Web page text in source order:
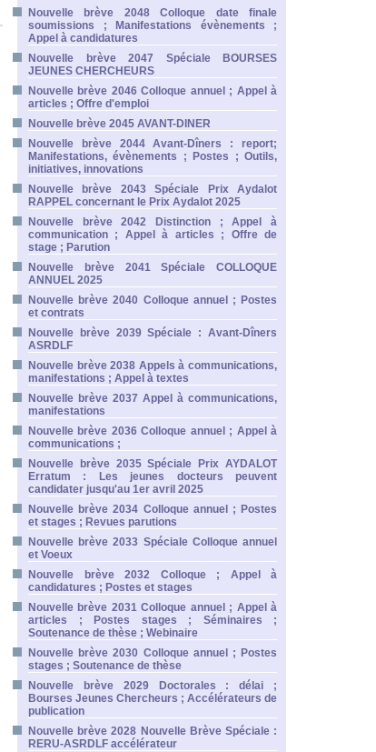
Nouvelle brève 2048 Colloque date finale
soumissions ; Manifestations évènements ;
Appel à candidatures
Nouvelle brève 2047 Spéciale BOURSES
JEUNES CHERCHEURS
Nouvelle brève 2046 Colloque annuel ; Appel à
articles ; Offre d'emploi
Nouvelle brève 2045 AVANT-DINER
Nouvelle brève 2044 Avant-Dîners : report;
Manifestations, évènements ; Postes ; Outils,
initiatives, innovations
Nouvelle brève 2043 Spéciale Prix Aydalot
RAPPEL concernant le Prix Aydalot 2025
Nouvelle brève 2042 Distinction ; Appel à
communication ; Appel à articles ; Offre de
stage ; Parution
Nouvelle brève 2041 Spéciale COLLOQUE
ANNUEL 2025
Nouvelle brève 2040 Colloque annuel ; Postes
et contrats
Nouvelle brève 2039 Spéciale : Avant-Dîners
ASRDLF
Nouvelle brève 2038 Appels à communications,
manifestations ; Appel à textes
Nouvelle brève 2037 Appel à communications,
manifestations
Nouvelle brève 2036 Colloque annuel ; Appel à
communications ;
Nouvelle brève 2035 Spéciale Prix AYDALOT
Erratum : Les jeunes docteurs peuvent
candidater jusqu'au 1er avril 2025
Nouvelle brève 2034 Colloque annuel ; Postes
et stages ; Revues parutions
Nouvelle brève 2033 Spéciale Colloque annuel
et Voeux
Nouvelle brève 2032 Colloque ; Appel à
candidatures ; Postes et stages
Nouvelle brève 2031 Colloque annuel ; Appel à
articles ; Postes stages ; Séminaires ;
Soutenance de thèse ; Webinaire
Nouvelle brève 2030 Colloque annuel ; Postes
stages ; Soutenance de thèse
Nouvelle brève 2029 Doctorales : délai ;
Bourses Jeunes Chercheurs ; Accélérateurs de
publication
Nouvelle brève 2028 Nouvelle Brève Spéciale :
RERU-ASRDLF accélérateur